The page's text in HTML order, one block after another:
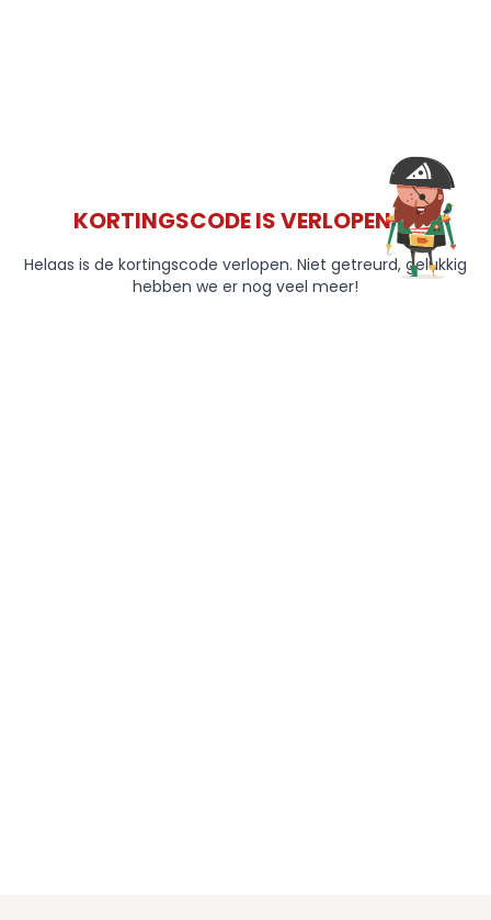
KORTINGSCODE IS VERLOPEN 😞
Helaas is de kortingscode verlopen. Niet getreurd, gelukkig
hebben we er nog veel meer!